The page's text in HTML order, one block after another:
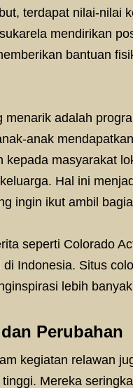
terdapat nilai-nilai
mendirikan
bantuan
menarik adalah
anak
kepada masyarakat
Hal ini
ingin ikut ambil
seperti Colorado
Indonesia. Situs
lebih
Perubahan
kegiatan relawan
Mereka